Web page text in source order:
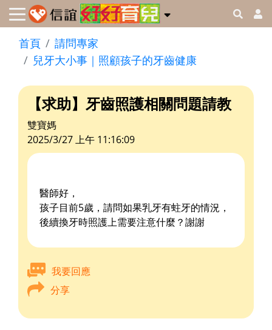
首頁
請問專家
兒牙大小事｜照顧孩子的牙齒健康
【求助】牙齒照護相關問題請教
雙寶媽
2025/3/27 上午 11:16:09
醫師好，
孩子目前5歲，請問如果乳牙有蛀牙的情況，
後續換牙時照護上需要注意什麼？謝謝
我要回應
分享